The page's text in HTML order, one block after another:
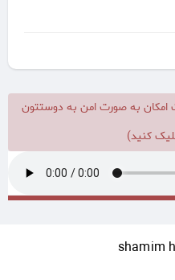
به صورت امن به دوستتون
کنید)
shamim